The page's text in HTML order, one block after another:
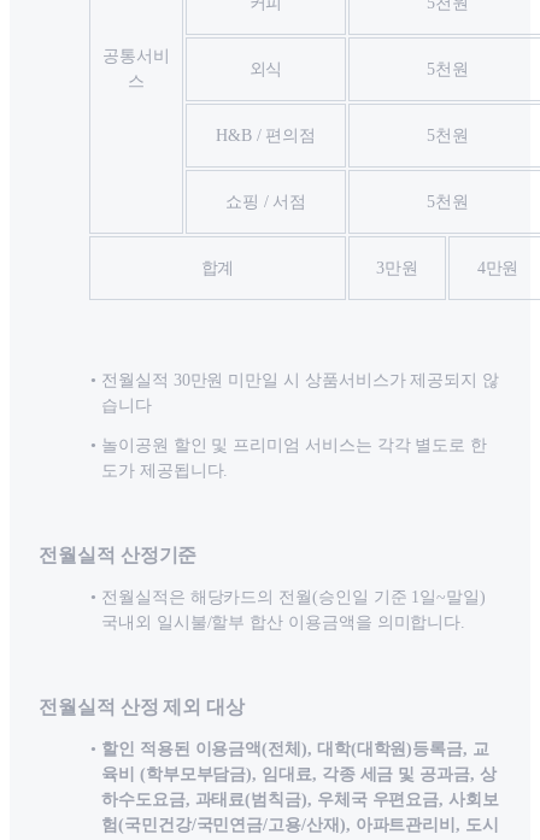
공통서비
스
외식 5천원
H&B / 편의점 5천원
쇼핑 / 서점 5천원
합계 3만원 4만원
전월실적 30만원 미만일 시 상품서비스가 제공되지 않
습니다
놀이공원 할인 및 프리미엄 서비스는 각각 별도로 한
도가 제공됩니다.
전월실적 산정기준
전월실적은 해당카드의 전월(승인일 기준 1일~말일)
국내외 일시불/할부 합산 이용금액을 의미합니다.
전월실적 산정 제외 대상
할인 적용된 이용금액(전체), 대학(대학원)등록금, 교
육비 (학부모부담금), 임대료, 각종 세금 및 공과금, 상
하수도요금, 과태료(범칙금), 우체국 우편요금, 사회보
험(국민건강/국민연금/고용/산재), 아파트관리비, 도시